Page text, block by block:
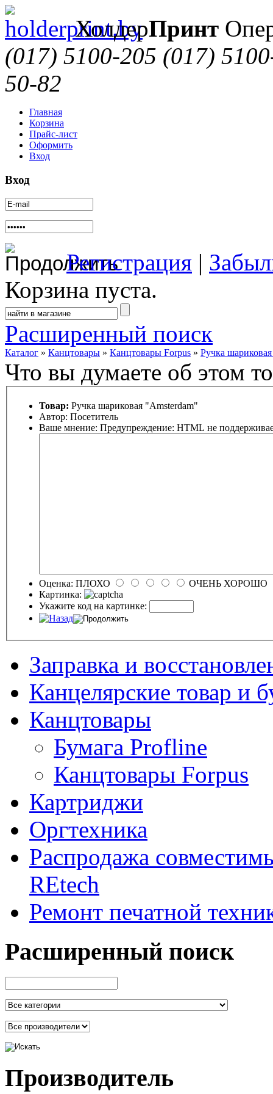
ХолдерПринт
(017) 5100-205 (017)
50-82
Главная
Корзина
Прайс-лист
Оформить
Вход
Вход
Регистрация |
Корзина пуста.
Расширенный поиск
Каталог » Канцтовары » Канцтовары Forpus » Ручка
Что вы думаете об этом
Товар: Ручка шариковая "Amsterdam"
Автор: Посетитель
Ваше мнение: Предупреждение: HTML не
Оценка: ПЛОХО
ОЧЕНЬ ХОРОШО
Картинка:
Укажите код на картинке:
Заправка и
Канцелярские товар и
Канцтовары
Бумага Profline
Канцтовары Forpus
Картриджи
Оргтехника
Распродажа
REtech
Ремонт печатной
Расширенный поиск
Производитель